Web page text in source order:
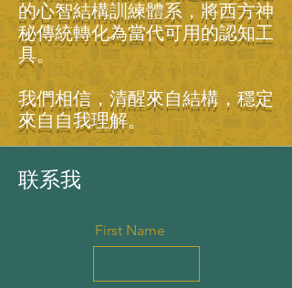
的心智結構訓練體系，將西方神
秘傳統轉化為當代可用的認知工
具。
我們相信，清醒來自結構，穩定
來自自我理解。
联系我
First Name